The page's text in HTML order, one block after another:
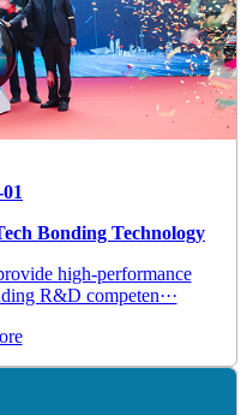
Bonding Technology
high-performance
R&D competen···